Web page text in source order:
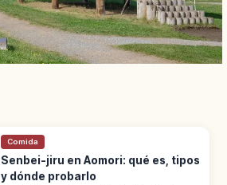
Comida
Senbei-jiru en Aomori: qué es, tipos
y dónde probarlo